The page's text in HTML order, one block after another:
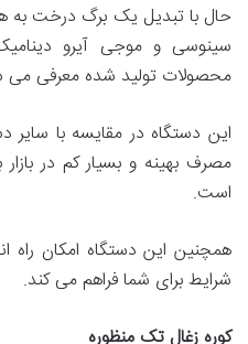
حال با تبدیل یک برگ درخت به
سینوسی و موجی آیرو
محصولات تولید شده معرفی می
این دستگاه در مقایسه با سایر
مصرف بهینه و بسیار کم در بازار
است.
همچنین این دستگاه امکان راه
شرایط برای شما فراهم می کند.
کوره زغال تک منظوره